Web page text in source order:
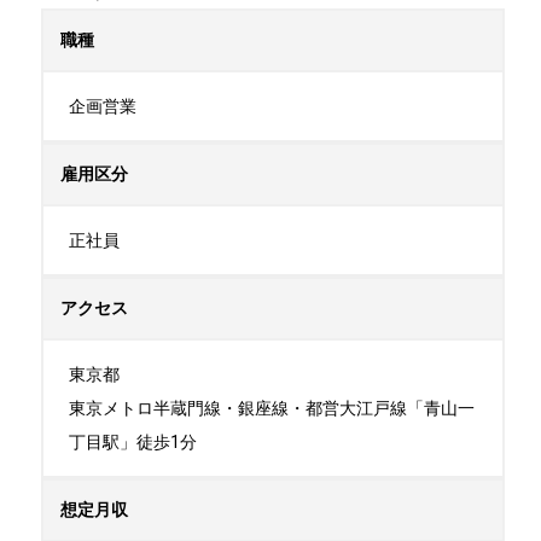
職種
企画営業
雇用区分
正社員
アクセス
東京都
東京メトロ半蔵門線・銀座線・都営大江戸線「青山一
丁目駅」徒歩1分
想定月収